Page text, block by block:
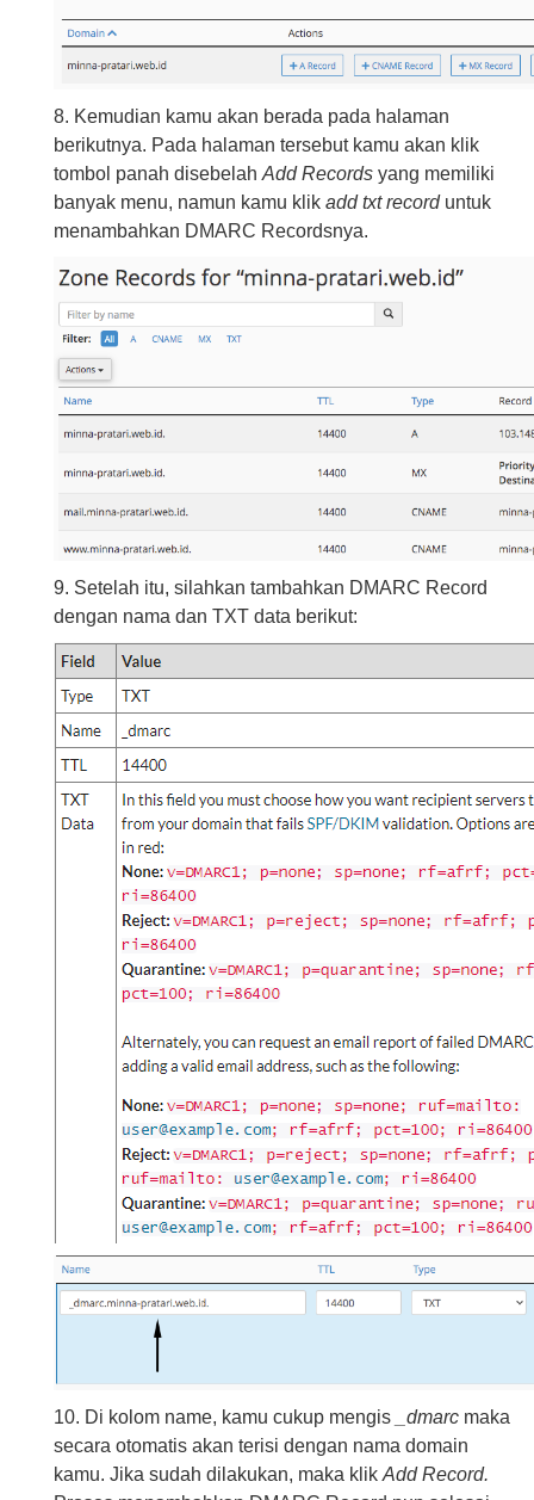
8. Kemudian kamu akan berada pada halaman
berikutnya. Pada halaman tersebut kamu akan klik
tombol panah disebelah Add Records yang memiliki
banyak menu, namun kamu klik add txt recorduntuk
menambahkan DMARC Recordsnya.
9. Setelah itu, silahkan tambahkan DMARC Record
dengan nama dan TXT data berikut:
10. Di kolom name, kamu cukup mengis _dmarc maka
secara otomatis akan terisi dengan nama domain
kamu. Jika sudah dilakukan, maka klik Add Record.